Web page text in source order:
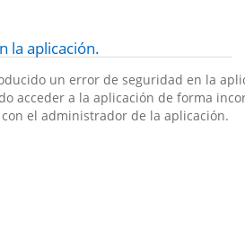
la aplicación.
un error de seguridad en la
acceder a la aplicación de forma
el administrador de la aplicación.